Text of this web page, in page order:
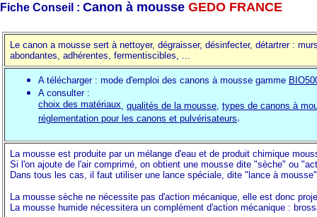
Fiche Conseil : Canon à mousse GEDO FRANCE
Le canon a mousse sert à nettoyer, dégraisser, désinfecter, détartrer :
abondantes, adhérentes, fermentiscibles, ...
A télécharger : mode d'emploi des canons à mousse gamme
A consulter :
choix des matériaux, qualités de la mousse, types de canons à
réglementation pour les canons et pulvérisateurs,
La mousse est produite par un mélange d'eau et de produit chimique
Si l'on ajoute de l'air comprimé, on obtient une mousse dite "sèche" ou
Dans tous les cas, il faut utiliser une lance spéciale, dite "lance à
La mousse sèche ne nécessite pas d'action mécanique, elle est donc
La mousse humide nécessitera un complément d'action mécanique :